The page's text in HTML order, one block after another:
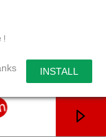
!
INSTALL